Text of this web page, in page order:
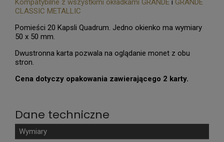
Kompatybilne z wszystkimi okładkami GRANDE i GRANDE
CLASSIC METALLIC
Pomieści 20 Kapsli Quadrum. Jedno okienko ma wymiary
50 x 50 mm.
Dwustronna karta pozwala na oglądanie monet z obu
stron.
Cena dotyczy opakowania zawierającego 2 karty.
Dane techniczne
Wymiary